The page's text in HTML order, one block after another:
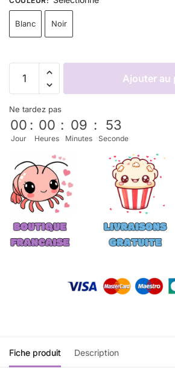
Blanc Noir
Ajouter au
Ne tardez pas
00
Jour
: 00
Heures
: 09
Minutes
: 52
Seconde
Fiche produit Description